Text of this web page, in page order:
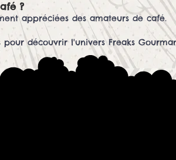
?
appréciées des amateurs de café.
découvrir l'univers Freaks